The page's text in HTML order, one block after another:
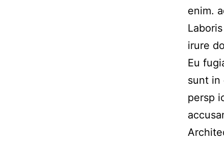
enim.
irure
Eu
sunt in
persp